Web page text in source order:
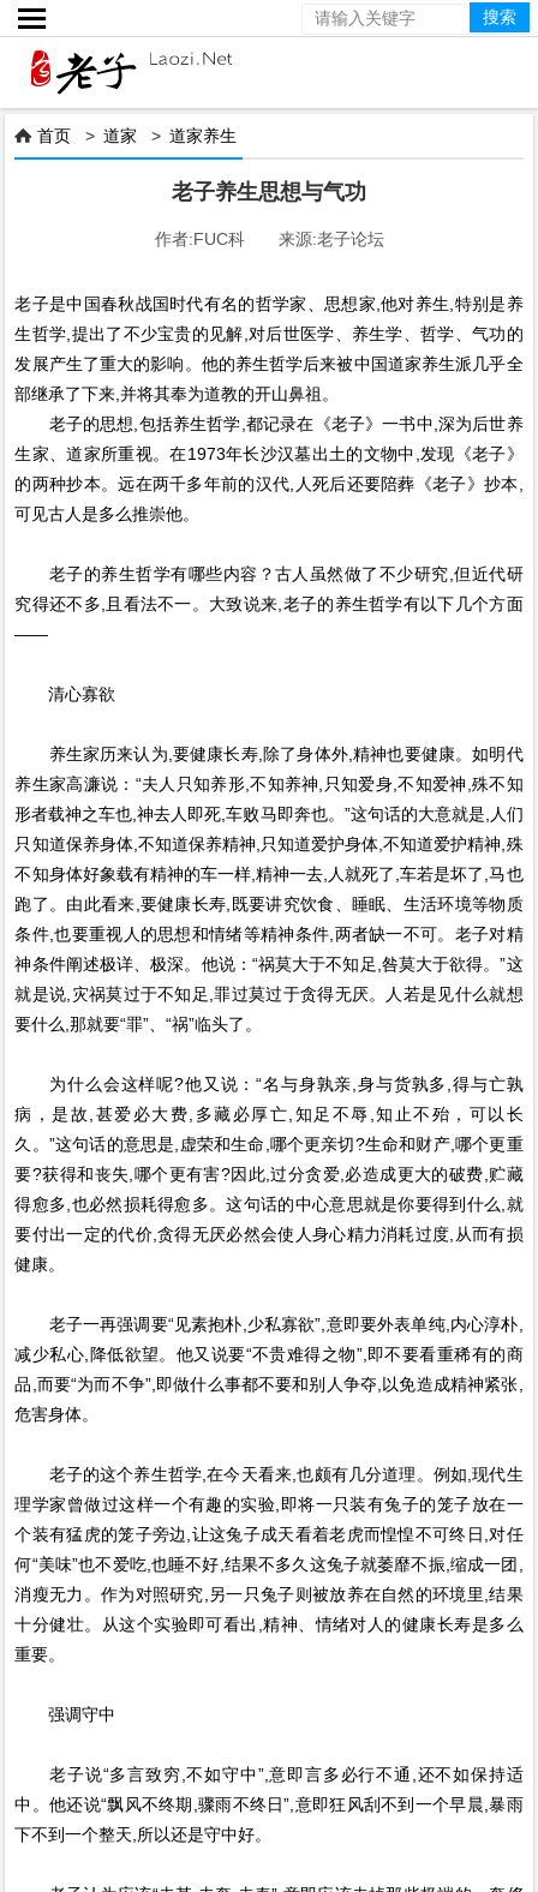

 首页 >道家 >道家养生
老子养生思想与气功
作者:FUC科 来源:老子论坛
老子是中国春秋战国时代有名的哲学家、思想家,他对养生,特别是养
生哲学,提出了不少宝贵的见解,对后世医学、养生学、哲学、气功的
发展产生了重大的影响。他的养生哲学后来被中国道家养生派几乎全
部继承了下来,并将其奉为道教的开山鼻祖。
老子的思想,包括养生哲学,都记录在《老子》一书中,深为后世养
生家、道家所重视。在1973年长沙汉墓出土的文物中,发现《老子》
的两种抄本。远在两千多年前的汉代,人死后还要陪葬《老子》抄本,
可见古人是多么推崇他。
老子的养生哲学有哪些内容？古人虽然做了不少研究,但近代研
究得还不多,且看法不一。大致说来,老子的养生哲学有以下几个方面
——
清心寡欲
养生家历来认为,要健康长寿,除了身体外,精神也要健康。如明代
养生家高濂说：“夫人只知养形,不知养神,只知爱身,不知爱神,殊不知
形者载神之车也,神去人即死,车败马即奔也。”这句话的大意就是,人们
只知道保养身体,不知道保养精神,只知道爱护身体,不知道爱护精神,殊
不知身体好象载有精神的车一样,精神一去,人就死了,车若是坏了,马也
跑了。由此看来,要健康长寿,既要讲究饮食、睡眠、生活环境等物质
条件,也要重视人的思想和情绪等精神条件,两者缺一不可。老子对精
神条件阐述极详、极深。他说：“祸莫大于不知足,咎莫大于欲得。”这
就是说,灾祸莫过于不知足,罪过莫过于贪得无厌。人若是见什么就想
要什么,那就要“罪”、“祸”临头了。
为什么会这样呢?他又说：“名与身孰亲,身与货孰多,得与亡孰
病，是故,甚爱必大费,多藏必厚亡,知足不辱,知止不殆，可以长
久。”这句话的意思是,虚荣和生命,哪个更亲切?生命和财产,哪个更重
要?获得和丧失,哪个更有害?因此,过分贪爱,必造成更大的破费,贮藏
得愈多,也必然损耗得愈多。这句话的中心意思就是你要得到什么,就
要付出一定的代价,贪得无厌必然会使人身心精力消耗过度,从而有损
健康。
老子一再强调要“见素抱朴,少私寡欲”,意即要外表单纯,内心淳朴,
减少私心,降低欲望。他又说要“不贵难得之物”,即不要看重稀有的商
品,而要“为而不争”,即做什么事都不要和别人争夺,以免造成精神紧张,
危害身体。
老子的这个养生哲学,在今天看来,也颇有几分道理。例如,现代生
理学家曾做过这样一个有趣的实验,即将一只装有兔子的笼子放在一
个装有猛虎的笼子旁边,让这兔子成天看着老虎而惶惶不可终日,对任
何“美味”也不爱吃,也睡不好,结果不多久这兔子就萎靡不振,缩成一团,
消瘦无力。作为对照研究,另一只兔子则被放养在自然的环境里,结果
十分健壮。从这个实验即可看出,精神、情绪对人的健康长寿是多么
重要。
强调守中
老子说“多言致穷,不如守中”,意即言多必行不通,还不如保持适
中。他还说“飘风不终期,骤雨不终日”,意即狂风刮不到一个早晨,暴雨
下不到一个整天,所以还是守中好。